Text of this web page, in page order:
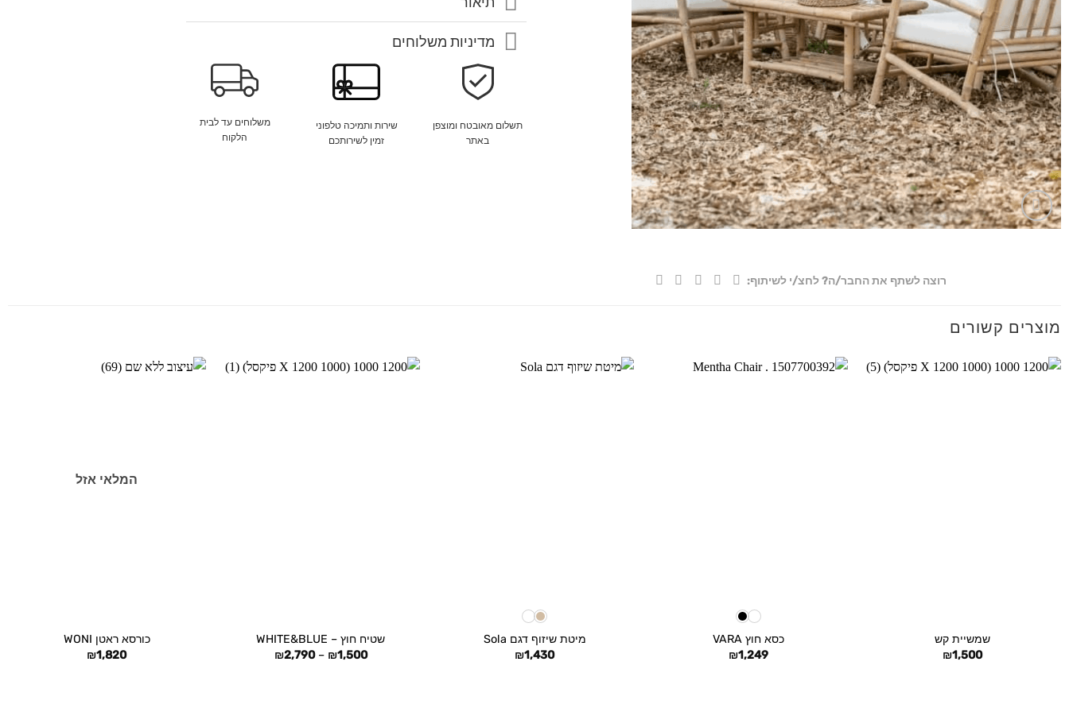
רוצה לשתף את החבר/ה? לחצ/י לשיתוף:
מדיניות משלוחים
תשלום מאובטח ומוצפן
באתר
שירות ותמיכה טלפוני
זמין לשירותכם
משלוחים עד לבית
הלקוח
מוצרים קשורים
שמשיית קש
₪1,500
כסא חוץ VARA
₪1,249
מיטת שיזוף דגם Sola
₪1,430
שטיח חוץ – WHITE&BLUE
₪1,500
–
₪2,790
המלאי אזל
כורסא ראטן WONI
₪1,820